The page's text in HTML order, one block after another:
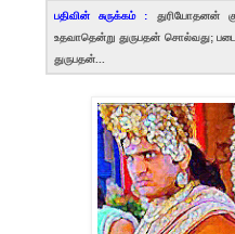
பதிவின் சுருக்கம் : துரியோதனன்
உதவாதென்று துருபதன் சொல்வது;
துருபதன்...